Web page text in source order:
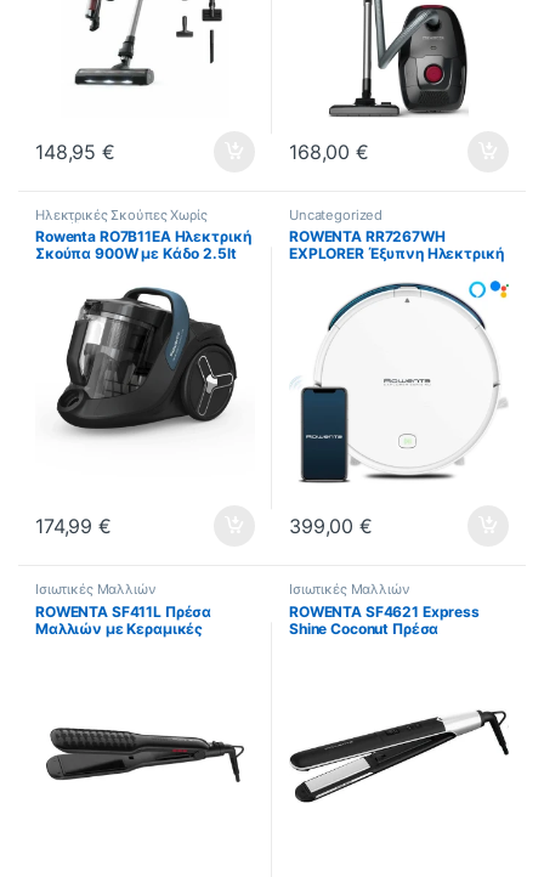
148,95€ 168,00€
Ηλεκτρικές Σκούπες Χωρίς
Σακούλα
Rowenta RO7B11EA Ηλεκτρική
Σκούπα 900W με Κάδο 2.5lt
174,99€
Uncategorized
ROWENTA RR7267WH
EXPLORER Έξυπνη Ηλεκτρική
399,00€
Ισιωτικές Μαλλιών
ROWENTA SF411L Πρέσα
Μαλλιών με Κεραμικές
Ισιωτικές Μαλλιών
ROWENTA SF4621 Express
Shine Coconut Πρέσα